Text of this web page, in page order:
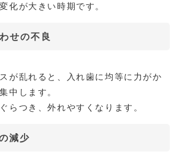
化が大きい時期です。
せの不良
が乱れると、入れ歯に均等に力がか
中します。
らつき、外れやすくなります。
減少